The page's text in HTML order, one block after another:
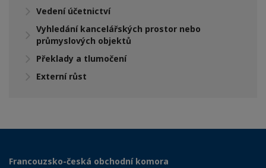
Vedení účetnictví
Vyhledání kancelářských prostor nebo
průmyslových objektů
Překlady a tlumočení
Externí růst
Francouzsko-česká obchodní komora